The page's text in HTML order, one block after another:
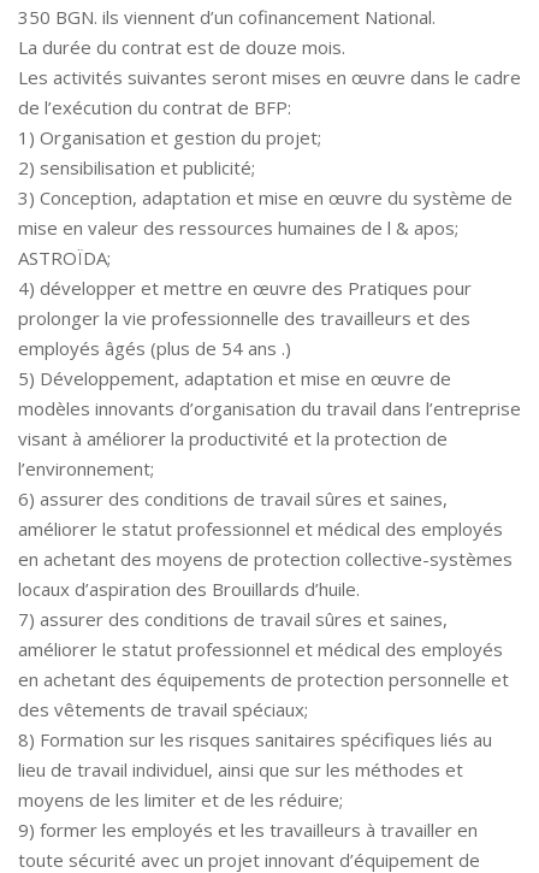
350 BGN. ils viennent d’un cofinancement National.
La durée du contrat est de douze mois.
Les activités suivantes seront mises en œuvre dans le cadre
de l’exécution du contrat de BFP:
1) Organisation et gestion du projet;
2) sensibilisation et publicité;
3) Conception, adaptation et mise en œuvre du système de
mise en valeur des ressources humaines de l & apos;
ASTROÏDA;
4) développer et mettre en œuvre des Pratiques pour
prolonger la vie professionnelle des travailleurs et des
employés âgés (plus de 54 ans .)
5) Développement, adaptation et mise en œuvre de
modèles innovants d’organisation du travail dans l’entreprise
visant à améliorer la productivité et la protection de
l’environnement;
6) assurer des conditions de travail sûres et saines,
améliorer le statut professionnel et médical des employés
en achetant des moyens de protection collective-systèmes
locaux d’aspiration des Brouillards d’huile.
7) assurer des conditions de travail sûres et saines,
améliorer le statut professionnel et médical des employés
en achetant des équipements de protection personnelle et
des vêtements de travail spéciaux;
8) Formation sur les risques sanitaires spécifiques liés au
lieu de travail individuel, ainsi que sur les méthodes et
moyens de les limiter et de les réduire;
9) former les employés et les travailleurs à travailler en
toute sécurité avec un projet innovant d’équipement de